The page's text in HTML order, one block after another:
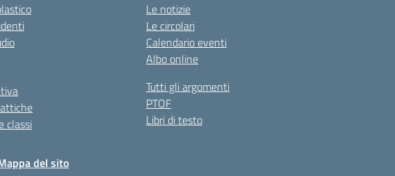
classi
Le notizie
Le circolari
Calendario eventi
Albo online
Tutti gli argomenti
PTOF
Libri di testo
del sito